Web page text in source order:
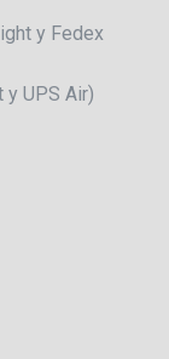
y Fedex
y UPS Air)